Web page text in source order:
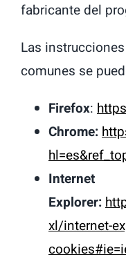
fabricante del
Las
comunes se
Firefox:
Chrome:
Internet
Explorer:
xl/internet-